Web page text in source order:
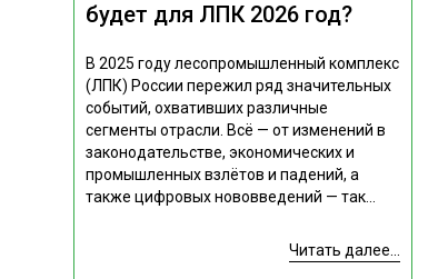
будет для ЛПК 2026 год?
В 2025 году лесопромышленный комплекс
(ЛПК) России пережил ряд значительных
событий, охвативших различные
сегменты отрасли. Всё — от изменений в
законодательстве, экономических и
промышленных взлётов и падений, а
также цифровых нововведений — так...
Читать далее...